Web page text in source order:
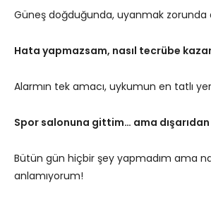
Güneş doğduğunda, uyanmak zorunda
Hata yapmazsam, nasıl tecrübe
Alarmın tek amacı, uykumun en tatlı
Spor salonuna gittim… ama
Bütün gün hiçbir şey yapmadım ama
anlamıyorum!